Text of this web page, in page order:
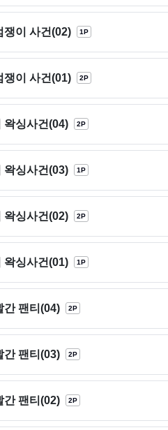
쟁이 사건(02) 1P
쟁이 사건(01) 2P
왁싱사건(04) 2P
왁싱사건(03) 1P
왁싱사건(02) 2P
왁싱사건(01) 1P
간 팬티(04) 2P
간 팬티(03) 2P
간 팬티(02) 2P